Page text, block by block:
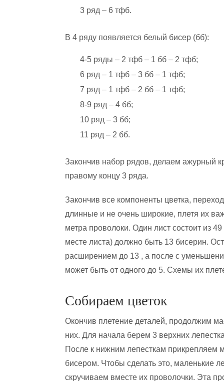
3 ряд – 6 тфб.
В 4 ряду появляется белый бисер (бб):
4-5 ряды – 2 тфб – 1 бб – 2 тфб;
6 ряд – 1 тфб – 3 бб – 1 тфб;
7 ряд – 1 тфб – 2 бб – 1 тфб;
8-9 ряд – 4 бб;
10 ряд – 3 бб;
11 ряд – 2 бб.
Закончив набор рядов, делаем ажурный
правому концу 3 ряда.
Закончив все компоненты цветка,
длинные и не очень широкие, плетя их
метра проволоки. Один лист состоит из
месте листа) должно быть 13 бисерин.
расширением до 13 , а после с
может быть от одного до 5. Схемы их
Собираем цветок
Окончив плетение деталей, продолжим
них. Для начала берем 3 верхних
После к нижним лепесткам прикрепляем
бисером. Чтобы сделать это, маленькие
скручиваем вместе их проволочки. Эта